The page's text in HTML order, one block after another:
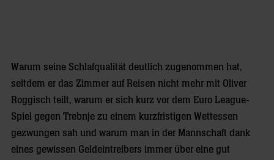
Warum seine Schlafqualität deutlich zugenommen hat,
seitdem er das Zimmer auf Reisen nicht mehr mit Oliver
Roggisch teilt, warum er sich kurz vor dem Euro League-
Spiel gegen Trebnje zu einem kurzfristigen Wettessen
gezwungen sah und warum man in der Mannschaft dank
eines gewissen Geldeintreibers immer über eine gut